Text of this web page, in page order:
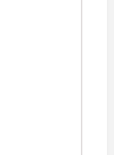
lagi.”
tetangga